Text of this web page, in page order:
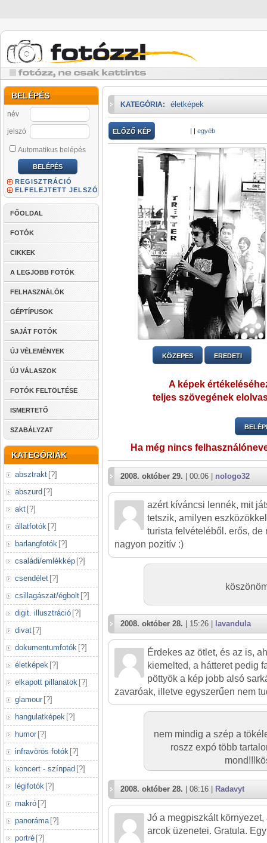
BELÉPÉS
név
jelszó
Automatikus belépés
REGISZTRÁCIÓ
ELFELEJTETT JELSZÓ
FŐOLDAL
FOTÓK
CIKKEK
A LEGJOBB FOTÓK
FELHASZNÁLÓK
GÉPTÍPUSOK
SAJÁT FOTÓK
ÚJ VÉLEMÉNYEK
ÚJ VÁLASZOK
FOTÓK FELTÖLTÉSE
ISMERTETŐ
SZABÁLYZAT
KATEGÓRIÁK
absztrakt [?]
abszurd [?]
akt [?]
állatfotók [?]
barlangfotók [?]
családi/emlékkép [?]
csendélet [?]
csillagászat/égbolt [?]
digit. illusztráció [?]
divat [?]
dokumentumfotók [?]
életképek [?]
elkapott pillanatok [?]
glamour [?]
hangulatképek [?]
humor [?]
infravörös fotók [?]
koncert - színpad [?]
légifotók [?]
makró [?]
panoráma [?]
portré [?]
KATEGÓRIA: életképek
ELŐZŐ KÉP | | egyéb
KÖZEPES EREDETI
A képek
teljes szövegének
Ha még nincs
2008. október 29. | 00:06 | nologo32
azért kíváncsi lennék, mit
tetszik, amilyen
turista felvételéből. erős, de
nagyon pozitív :)
2008. október 28. | 15:26 | lavandula
Érdekes az ötlet, és az is,
kiemelted, a hátteret pedig
pöttyök a kép jobb alsó
zavaróak, illetve egyszerűen nem
nem mindig a szép a
roszz expó több
2008. október 28. | 08:16 | Radavyt
Jó a megpiszkált
arcok üzenetei. Gratula.